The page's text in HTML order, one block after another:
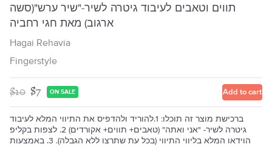
תווים וטאבים לעיבוד גיטרה לשיר-"שיר ערש"(סשה
ארגוב) מאת חגי רחביה
Hagai Rehavia
Fingerstyle
$10 $7 ON SALE Add to cart
ברכישת מוצר זה תוכלו: 1.להוריד ולהדפיס את התיווי המלא לעיבוד
גיטרה לשיר- "אני ואתה" (טאבים+ תווים+ אקורדים) 2. לצפות בקליפ
הוידאו המלא בליווי התיווי (בכל עת שתרצו ללא הגבלה). 3. באמצעות